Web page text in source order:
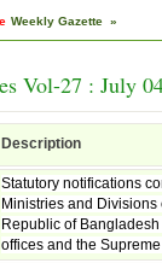
Weekly Gazette »
Vol-27 : July
Description
Statutory notifications
Ministries and Divisions
Republic of
offices and the